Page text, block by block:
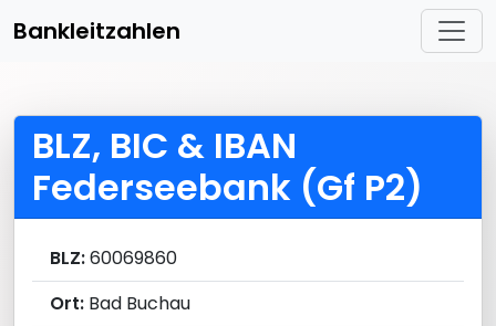
Bankleitzahlen
BLZ, BIC & IBAN
Federseebank (Gf P2)
BLZ:60069860
Ort: Bad Buchau